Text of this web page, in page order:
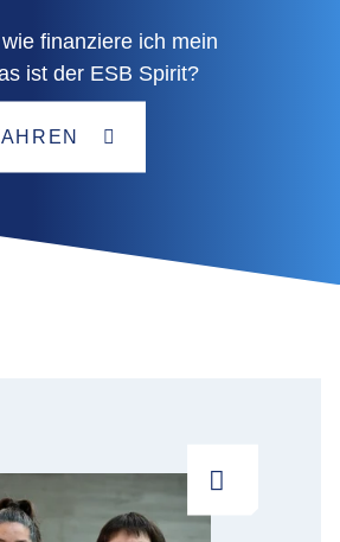
finanziere ich mein
ist der ESB Spirit?